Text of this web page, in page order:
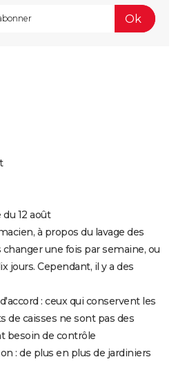
12 août
à propos du lavage des
changer une fois par semaine, ou
jours. Cependant, il y a des
: ceux qui conservent les
de caisses ne sont pas des
besoin de contrôle
: de plus en plus de jardiniers